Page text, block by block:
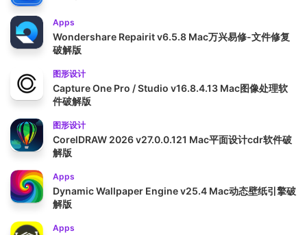
Apps
Wondershare Repairit v6.5.8 Mac万兴易修-文件修复
破解版
图形设计
Capture One Pro / Studio v16.8.4.13 Mac图像处理软
件破解版
图形设计
CorelDRAW 2026 v27.0.0.121 Mac平面设计cdr软件破
解版
Apps
Dynamic Wallpaper Engine v25.4 Mac动态壁纸引擎破
解版
Apps